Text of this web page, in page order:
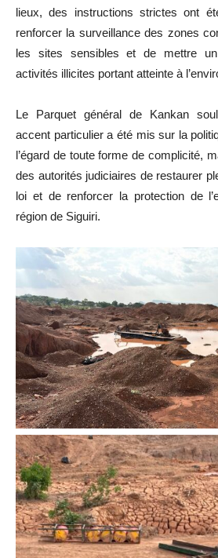
lieux, des instructions strictes ont
renforcer la surveillance des zones
les sites sensibles et de mettre
activités illicites portant atteinte à
Le Parquet général de Kankan
accent particulier a été mis sur la
l’égard de toute forme de complicité,
des autorités judiciaires de restaurer
loi et de renforcer la protection de
région de Siguiri.